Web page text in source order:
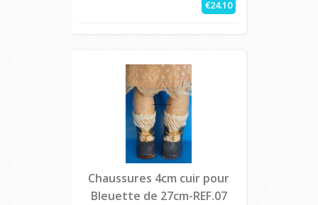
€24.10
Chaussures 4cm cuir pour
Bleuette de 27cm-REF.07